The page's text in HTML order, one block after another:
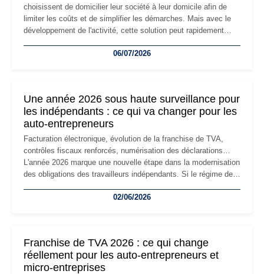
choisissent de domicilier leur société à leur domicile afin de
limiter les coûts et de simplifier les démarches. Mais avec le
développement de l'activité, cette solution peut rapidement
professionnels, recrutement, image de marque… Le
06/07/2026
Une année 2026 sous haute surveillance pour
les indépendants : ce qui va changer pour les
auto-entrepreneurs
Facturation électronique, évolution de la franchise de TVA,
contrôles fiscaux renforcés, numérisation des déclarations…
L'année 2026 marque une nouvelle étape dans la modernisation
des obligations des travailleurs indépendants. Si le régime de
les auto-entrepreneurs devront s'adapter à un environnement
02/06/2026
Franchise de TVA 2026 : ce qui change
réellement pour les auto-entrepreneurs et
micro-entreprises